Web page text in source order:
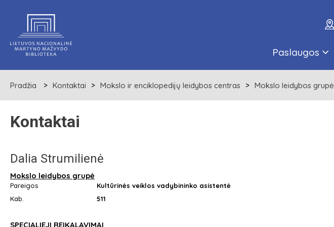
Paslaugos
Pradžia Kontaktai Mokslo ir enciklopedijų leidybos centras Mokslo leidybos grupė
Kontaktai
Dalia Strumilienė
Mokslo leidybos grupė
Pareigos
Kultūrinės veiklos vadybininko asistentė
Kab.
511
SPECIALIEJI REIKALAVIMAI